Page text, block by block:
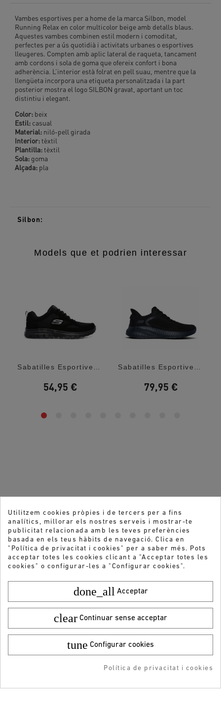
Vambes esportives per a home de la marca Silbon, model
Running Relax en color multicolor beige amb detalls blaus.
Aquestes vambes combinen estil modern i comoditat,
perfectes per a ús quotidià i activitats urbanes o esportives
lleugeres. Compten amb aplic lateral de raqueta, tancament
amb cordons i sola de goma que ofereix confort i bona
adherència. L’interior està folrat en pell suau, mentre que la
llengüeta incorpora una etiqueta personalitzada i la part
posterior mostra el logo SILBON gravat, aportant un toc
distintiu i elegant.
Color: beix
Estil: casual
Material: niló-pell girada
Interior:tèxtil
Plantilla:tèxtil
Sola: goma
Alçada: pla
Talla: 42
AFEGIR A LA COMPRA
Silbon:
Models que et podrien interessar
54,95 € 79,95 €
-5% DTO + Envío Gratis
Utilitzem cookies pròpies i de tercers per a fins
analítics, millorar els nostres serveis i mostrar-te
publicitat relacionada amb les teves preferències
basada en els teus hàbits de navegació. Clica en
"Política de privacitat i cookies" per a saber més. Pots
acceptar totes les cookies clicant a "Acceptar totes les
cookies" o configurar-les a "Configurar cookies".
done_all Acceptar
clear Continuar sense acceptar
tune Configurar cookies
Política de privacitat i cookies